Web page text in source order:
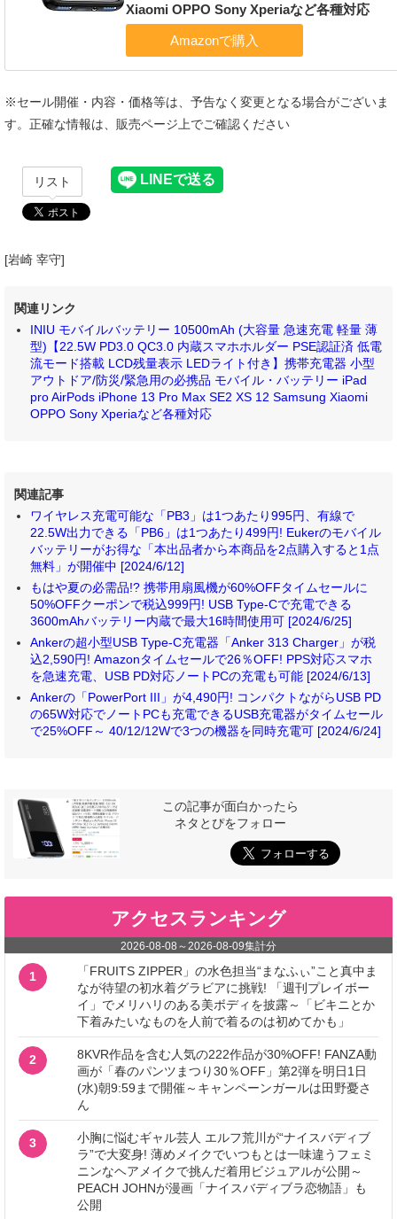
Xiaomi OPPO Sony Xperiaなど各種対応
※セール開催・内容・価格等は、予告なく変更となる場合がございま
す。正確な情報は、販売ページ上でご確認ください
リスト
[岩崎 宰守]
関連リンク
INIU モバイルバッテリー 10500mAh (大容量 急速充電 軽量 薄
型)【22.5W PD3.0 QC3.0 内蔵スマホホルダー PSE認証済 低電
流モード搭載 LCD残量表示 LEDライト付き】携帯充電器 小型
アウトドア/防災/緊急用の必携品 モバイル・バッテリー iPad
pro AirPods iPhone 13 Pro Max SE2 XS 12 Samsung Xiaomi
OPPO Sony Xperiaなど各種対応
関連記事
ワイヤレス充電可能な「PB3」は1つあたり995円、有線で
22.5W出力できる「PB6」は1つあたり499円! Eukerのモバイル
バッテリーがお得な「本出品者から本商品を2点購入すると1点
無料」が開催中 [2024/6/12]
もはや夏の必需品!? 携帯用扇風機が60%OFFタイムセールに
50%OFFクーポンで税込999円! USB Type-Cで充電できる
3600mAhバッテリー内蔵で最大16時間使用可 [2024/6/25]
Ankerの超小型USB Type-C充電器「Anker 313 Charger」が税
込2,590円! Amazonタイムセールで26％OFF! PPS対応スマホ
を急速充電、USB PD対応ノートPCの充電も可能 [2024/6/13]
Ankerの「PowerPort III」が4,490円! コンパクトながらUSB PD
の65W対応でノートPCも充電できるUSB充電器がタイムセール
で25%OFF～ 40/12/12Wで3つの機器を同時充電可 [2024/6/24]
この記事が面白かったら
ネタとぴをフォロー
アクセスランキング
2026-08-08 ～2026-08-09集計分
1
「FRUITS ZIPPER」の水色担当“まなふぃ”こと真中ま
なが待望の初水着グラビアに挑戦! 「週刊プレイボー
イ」でメリハリのある美ボディを披露～「ビキニとか
下着みたいなものを人前で着るのは初めてかも」
2
8KVR作品を含む人気の222作品が30%OFF! FANZA動
画が「春のパンツまつり30％OFF」第2弾を明日1日
(水)朝9:59まで開催～キャンペーンガールは田野憂さ
ん
3
小胸に悩むギャル芸人 エルフ荒川が“ナイスバディブ
ラ”で大変身! 薄めメイクでいつもとは一味違うフェミ
ニンなヘアメイクで挑んだ着用ビジュアルが公開～
PEACH JOHNが漫画「ナイスバディブラ恋物語」も
公開